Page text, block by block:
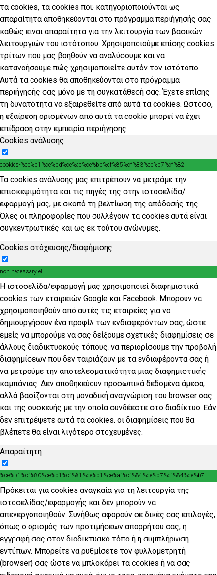
τα cookies, τα cookies που κατηγοριοποιούνται ως
απαραίτητα αποθηκεύονται στο πρόγραμμα περιήγησής σας
καθώς είναι απαραίτητα για την λειτουργία των βασικών
λειτουργιών του ιστότοπου. Χρησιμοποιούμε επίσης cookies
τρίτων που μας βοηθούν να αναλύσουμε και να
κατανοήσουμε πώς χρησιμοποιείτε αυτόν τον ιστότοπο.
Αυτά τα cookies θα αποθηκεύονται στο πρόγραμμα
περιήγησής σας μόνο με τη συγκατάθεσή σας. Έχετε επίσης
τη δυνατότητα να εξαιρεθείτε από αυτά τα cookies. Ωστόσο,
η εξαίρεση ορισμένων από αυτά τα cookie μπορεί να έχει
επίδραση στην εμπειρία περιήγησης.
Cookies ανάλυσης
cookies-%ce%b1%ce%bd%ce%ac%ce%bb%cf%85%cf%83%ce%b7%cf%82
Τα cookies ανάλυσης μας επιτρέπουν να μετράμε την
επισκεψιμότητα και τις πηγές της στην ιστοσελίδα/
εφαρμογή μας, με σκοπό τη βελτίωση της απόδοσής της.
Όλες οι πληροφορίες που συλλέγουν τα cookies αυτά είναι
συγκεντρωτικές και ως εκ τούτου ανώνυμες.
Cookies στόχευσης/διαφήμισης
non-necessary-el
Η ιστοσελίδα/εφαρμογή μας χρησιμοποιεί διαφημιστικά
cookies των εταιρειών Google και Facebook. Μπορούν να
χρησιμοποιηθούν από αυτές τις εταιρείες για να
δημιουργήσουν ένα προφίλ των ενδιαφερόντων σας, ώστε
εμείς να μπορούμε να σας δείξουμε σχετικές διαφημίσεις σε
άλλους διαδικτυακούς τόπους, να περιορίσουμε την προβολή
διαφημίσεων που δεν ταιριάζουν με τα ενδιαφέροντα σας ή
να μετρούμε την αποτελεσματικότητα μιας διαφημιστικής
καμπάνιας. Δεν αποθηκεύουν προσωπικά δεδομένα άμεσα,
αλλά βασίζονται στη μοναδική αναγνώριση του browser σας
και της συσκευής με την οποία συνδέεστε στο διαδίκτυο. Εάν
δεν επιτρέψετε αυτά τα cookies, οι διαφημίσεις που θα
βλέπετε θα είναι λιγότερο στοχευμένες.
Απαραίτητη
%ce%b1%cf%80%ce%b1%cf%81%ce%b1%ce%af%cf%84%ce%b7%cf%84%ce%b7
Πρόκειται για cookies αναγκαία για τη λειτουργία της
ιστοσελίδας/εφαρμογής και δεν μπορούν να
απενεργοποιηθούν. Συνήθως αφορούν σε δικές σας επιλογές,
όπως ο ορισμός των προτιμήσεων απορρήτου σας, η
εγγραφή σας στον διαδικτυακό τόπο ή η συμπλήρωση
εντύπων. Μπορείτε να ρυθμίσετε τον φυλλομετρητή
(browser) σας ώστε να μπλοκάρει τα cookies ή να σας